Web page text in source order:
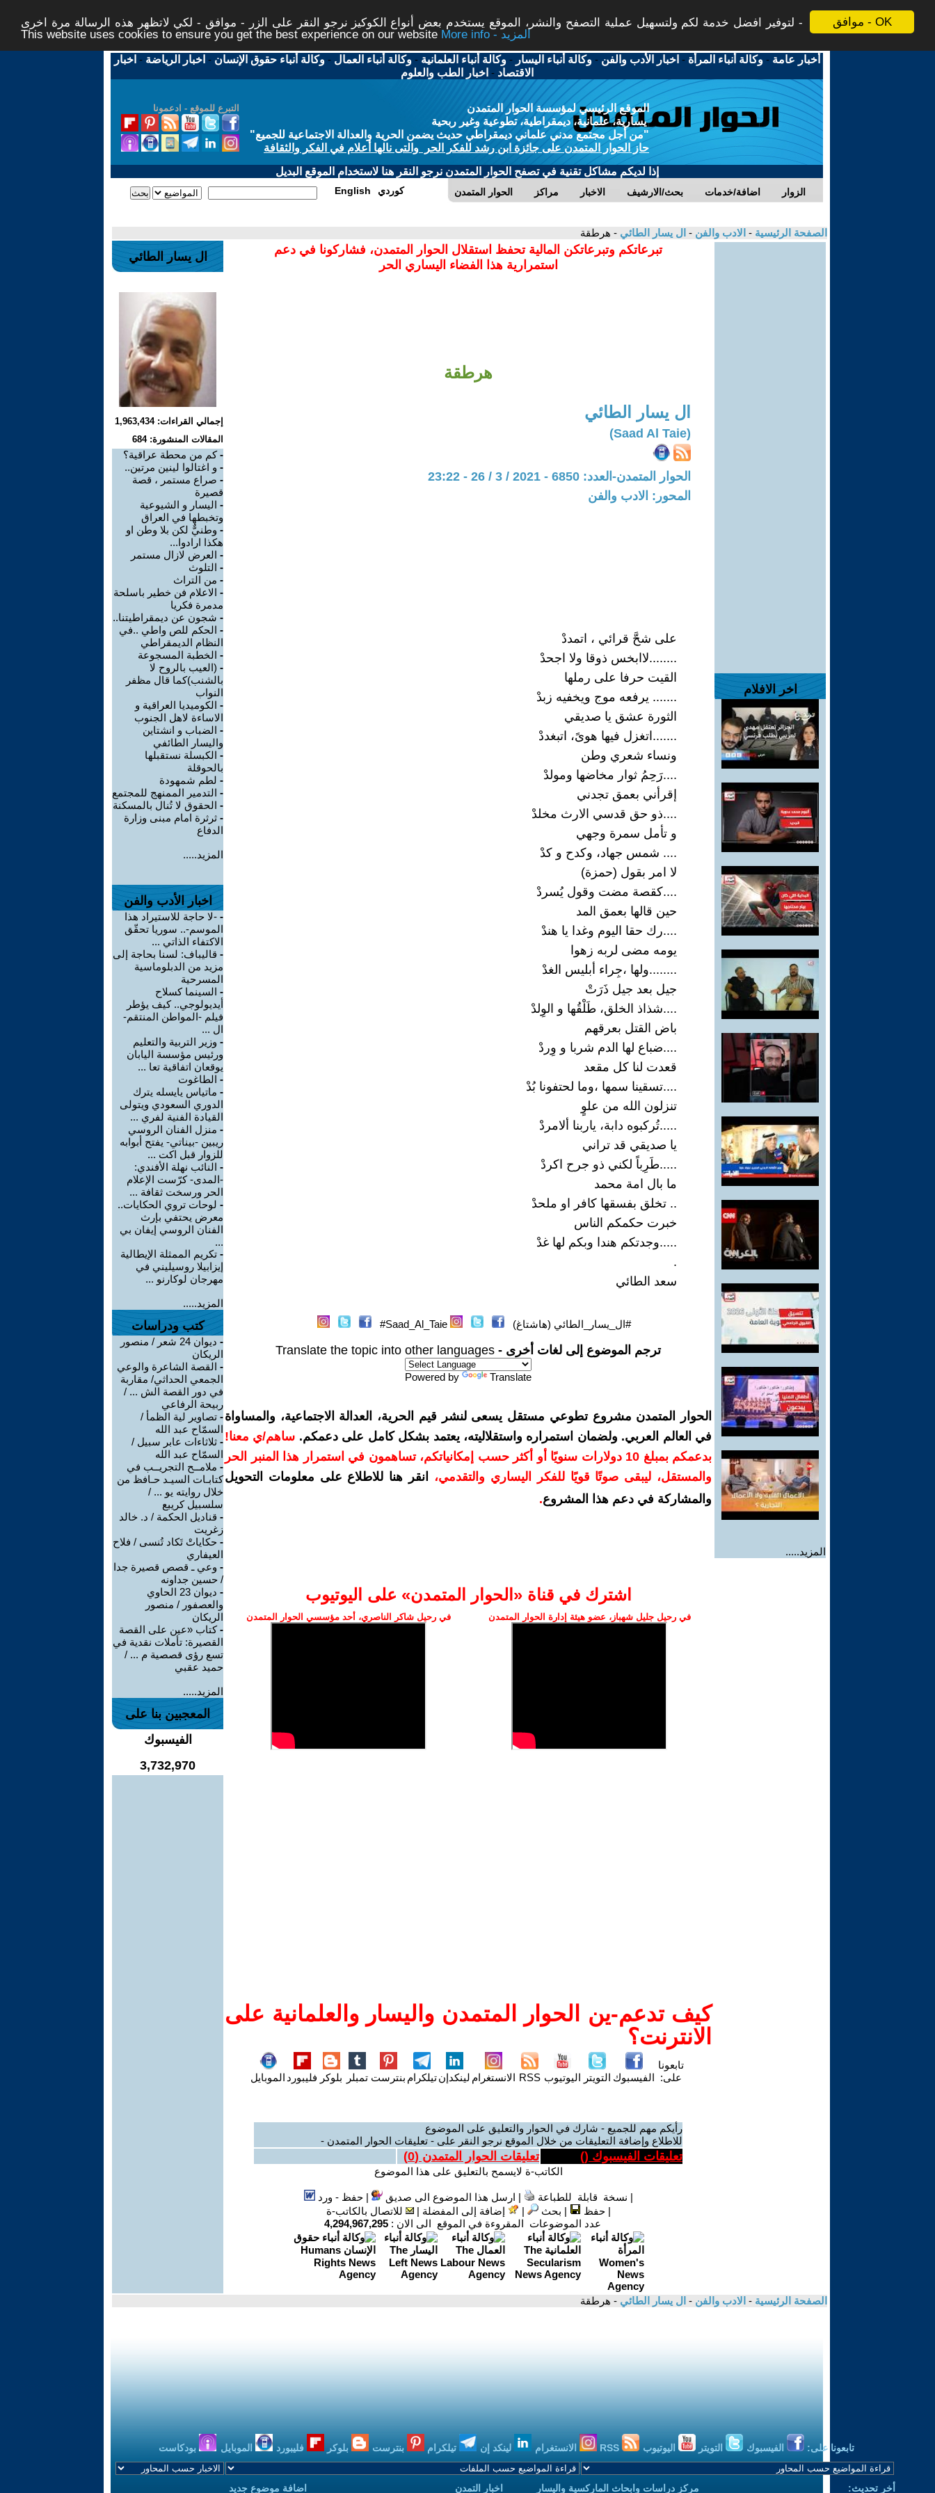
موافق - OK
لتوفير افضل خدمة لكم ولتسهيل عملية التصفح والنشر، الموقع يستخدم بعض أنواع الكوكيز نرجو النقر على الزر - موافق - لكي لاتظهر هذه الرسالة مرة اخرى -
This website uses cookies to ensure you get the best experience on our website
More info - المزيد
أخبار عامة -وكالة أنباء المرأة - اخبار الأدب والفن -وكالة أنباء اليسار -وكالة أنباء العلمانية -وكالة أنباء العمال -وكالة أنباء حقوق الإنسان - اخبار الرياضة - اخبار
الاقتصاد - اخبار الطب والعلوم
التبرع للموقع - ادعمونا
الموقع الرئيسي لمؤسسة الحوار المتمدن
يسارية، علمانية، ديمقراطية، تطوعية وغير ربحية
"من أجل مجتمع مدني علماني ديمقراطي حديث يضمن الحرية والعدالة الاجتماعية للجميع"
حاز الحوار المتمدن على جائزة ابن رشد للفكر الحر والتى نالها أعلام في الفكر والثقافة
إذا لديكم مشاكل تقنية في تصفح الحوار المتمدن نرجو النقر هنا لاستخدام الموقع البديل
الحوار المتمدن مراكز الاخبار بحث/الارشيف اضافة/خدمات الزوار English كوردي
الصفحة الرئيسية - الادب والفن - ال يسار الطائي - هرطقة
اخر الافلام
المزيد.....
تبرعاتكم وتبرعاتكن المالية تحفظ استقلال الحوار المتمدن، فشاركونا في دعم
استمرارية هذا الفضاء اليساري الحر
هرطقة
ال يسار الطائي
(Saad Al Taie)
الحوار المتمدن-العدد: 6850 - 2021 / 3 / 26 - 23:22
المحور: الادب والفن
على شحَّ قرائي ، اتمددْ
........لاابخس ذوقا ولا اجحدْ
القيت حرفا على رملها
....... يرفعه موج ويخفيه زبدْ
الثورة عشق يا صديقي
.......اتغزل فيها هوىً، اتبغددْ
ونساء شعري وطن
....رَحِمُ ثوار مخاضها ومولدْ
إقرأني بعمق تجدني
....ذو حق قدسي الارث مخلدْ
و تأمل سمرة وجهي
.... شمس جهاد، وكدح و كدْ
لا امر بقول (حمزة)
....كقصة مضت وقول يُسردْ
حين قالها بعمق المد
....رك حقا اليوم وغدا يا هندْ
يومه مضى لربه زهوا
........ولها ،جِراء أبليس الغدْ
جيل بعد جيل ذَرَتْ
....شذاذ الخلق، طَلْقُها و الوِلدْ
باض القتل بعرقهم
....ضباع لها الدم شربا و وِردْ
قعدت لنا كل مقعد
....تسقينا سمها ،وما لحتفونا بُدْ
تنزلون الله من علوٍ
.....تُركبوه دابة، ياربنا ألامردْ
يا صديقي قد تراني
.....طَرِباً لكني ذو جرح اكردْ
ما بال امة محمد
.. تخلق بفسقها كافر او ملحدْ
خبرت حكمكم الناس
.....وجدتكم هندا وبكم لها غدْ
.
سعد الطائي
#ال_يسار_الطائي (هاشتاغ) Saad_Al_Taie#
ترجم الموضوع إلى لغات أخرى - Translate the topic into other languages
Powered by Translate
الحوار المتمدن مشروع تطوعي مستقل يسعى لنشر قيم الحرية، العدالة الاجتماعية، والمساواة
في العالم العربي. ولضمان استمراره واستقلاليته، يعتمد بشكل كامل على دعمكم. ساهم/ي معنا!
بدعمكم بمبلغ 10 دولارات سنويًا أو أكثر حسب إمكانياتكم، تساهمون في استمرار هذا المنبر الحر
والمستقل، ليبقى صوتًا قويًا للفكر اليساري والتقدمي،
انقر هنا للاطلاع على معلومات التحويل
والمشاركة في دعم هذا المشروع.
اشترك في قناة ‫«الحوار المتمدن» على اليوتيوب
في رحيل جليل شهباز، عضو هيئة إدارة الحوار المتمدن في رحيل شاكر الناصري، أحد مؤسسي الحوار المتمدن
كيف تدعم-ين الحوار المتمدن واليسار والعلمانية على
الانترنت؟
تابعونا
على: الفيسبوك التويتر اليوتيوب RSS الانستغرام لينكدإنتيلكرام بنترست تمبلر بلوكر فليبورد الموبايل
رأيكم مهم للجميع - شارك في الحوار والتعليق على الموضوع
للاطلاع وإضافة التعليقات من خلال الموقع نرجو النقر على - تعليقات الحوار المتمدن -
تعليقات الفيسبوك () تعليقات الحوار المتمدن (0
)
الكاتب-ة لايسمح بالتعليق على هذا الموضوع
| نسخة قابلة للطباعة | ارسل هذا الموضوع الى صديق |حفظ - ورد
|حفظ | بحث | إضافة إلى المفضلة |
للاتصال بالكاتب-ة
عدد الموضوعات المقروءة في الموقع الى الان : 4,294,967,295
ال يسار الطائي
إجمالي القراءات: 1,963,434
المقالات المنشورة: 684
-كم من محطة عراقية؟
- و اغتالوا لينين مرتين..
- صراع مستمر ، قصة
قصيرة
- اليسار و الشيوعية
وتخبطها في العراق
- وطنيٌّ لكن بلا وطن او
هكذا ارادوا...
- العرض لازال مستمر
- التلوث
- من التراث
- الاعلام فن خطير باسلحة
مدمرة فكريا
- شجون عن ديمقراطيتنا..
- الحكم للص واطي ..في
النظام الديمقراطي
- الخطبة المسجوعة
- (العيب بالروح لا
بالشنب)كما قال مظفر
النواب
- الكوميديا العراقية و
الاساءة لاهل الجنوب
- الضباب و انشتاين
واليسار الطائفي
- الكبسلة نستقبلها
بالحوقلة
- لطم شمهودة
- التدمير الممنهج للمجتمع
- الحقوق لا تُنال بالمسكنة
- ثرثرة امام مبنى وزارة
الدفاع
المزيد.....
اخبار الأدب والفن
- -لا حاجة للاستيراد هذا
الموسم-.. سوريا تحقّق
الاكتفاء الذاتي ...
- قاليباف: لسنا بحاجة إلى
مزيد من الدبلوماسية
المسرحية
- السينما كسلاح
أيديولوجي.. كيف يؤطر
فيلم -المواطن المنتقم-
ال ...
- وزير التربية والتعليم
ورئيس مؤسسة اليابان
يوقعان اتفاقية تعا ...
- الطاغوت
- ماتياس يايسله يترك
الدوري السعودي ويتولى
القيادة الفنية لفري ...
- منزل الفنان الروسي
ريبين -بيناتي- يفتح أبوابه
للزوار قبل اكت ...
- النائب نهلة الأفندي:
-المدى- كرّست الإعلام
الحر ورسخت ثقافة ...
- لوحات تروي الحكايات..
معرض يحتفي بإرث
الفنان الروسي إيفان بي
...
- تكريم الممثلة الإيطالية
إيزابيلا روسيليني في
مهرجان لوكارنو ...
المزيد.....
كتب ودراسات
-
ديوان 24 شعر / منصور
الريكان
- القصة الشاعرة والوعي
الجمعي الحداثي/ مقاربة
في دور القصة الش ... /
ربيحة الرفاعي
- تصاوير لية الظمأ /
السمّاح عبد الله
- ثلاثاءات عابر سبيل /
السمّاح عبد الله
- ملامــح التجريــب في
كتابـات السيـد حـافظ من
خلال روايته يو ... /
سلسبيل كريبع
- قناديل الحكمة / د. خالد
زغريت
- حكاياتْ تَكاد تُنسى / فلاح
العيفاري
- وعي ـ قصص قصيرة جدا
/ حسين جداونه
-
ديوان 23 الحاوي
والعصفور / منصور
الريكان
-كتاب «عين على القصة
القصيرة: تأملات نقدية في
تسع رؤى قصصية م ... /
حميد عقبي
المزيد.....
المعجبين بنا على
الفيسبوك
3,732,970
الصفحة الرئيسية - الادب والفن - ال يسار الطائي - هرطقة
تابعونا على: الفيسبوك التويتر اليوتيوب الانستغرام لينكد إن تيلكرام بنترست بلوكر فليبورد الموبايل بودكاست
أخر تحديث: مركز دراسات وابحاث الماركسية واليسار اخبار التمدن اضافة موضوع جديد